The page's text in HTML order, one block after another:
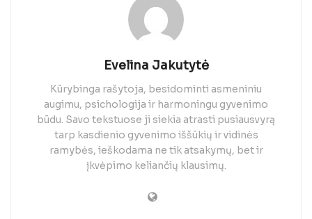
Evelina Jakutytė
Kūrybinga rašytoja, besidominti asmeniniu
augimu, psichologija ir harmoningu gyvenimo
būdu. Savo tekstuose ji siekia atrasti pusiausvyrą
tarp kasdienio gyvenimo iššūkių ir vidinės
ramybės, ieškodama ne tik atsakymų, bet ir
įkvėpimo keliančių klausimų.